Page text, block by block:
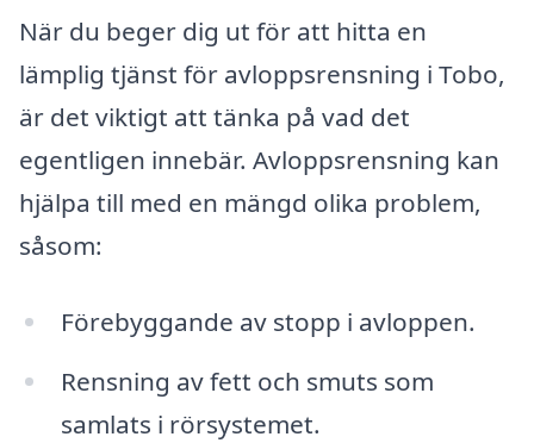
När du beger dig ut för att hitta en
lämplig tjänst för avloppsrensning i Tobo,
är det viktigt att tänka på vad det
egentligen innebär. Avloppsrensning kan
hjälpa till med en mängd olika problem,
såsom:
Förebyggande av stopp i avloppen.
Rensning av fett och smuts som
samlats i rörsystemet.